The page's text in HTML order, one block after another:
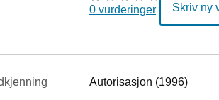
0 vurderinger Skriv ny
Autorisasjon (1996)